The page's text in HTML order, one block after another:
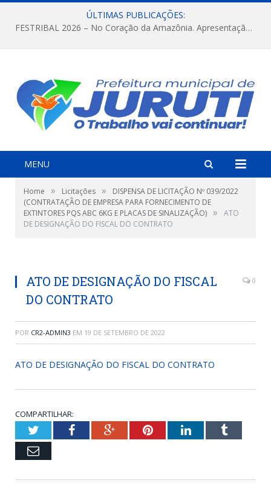
ÚLTIMAS PUBLICAÇÕES:
FESTRIBAL 2026 – No Coração da Amazônia. Apresentação da Munduruku.
MENU
Home » Licitações »
DISPENSA DE LICITAÇÃO Nº 039/2022
(CONTRATAÇÃO DE EMPRESA PARA FORNECIMENTO DE
EXTINTORES PQS ABC 6KG E PLACAS DE SINALIZAÇÃO) »
ATO
DE DESIGNAÇÃO DO FISCAL DO CONTRATO
ATO DE DESIGNAÇÃO DO FISCAL
DO CONTRATO
0
POR CR2-ADMIN3 EM 19 DE SETEMBRO DE 2022
ATO DE DESIGNAÇÃO DO FISCAL DO CONTRATO
COMPARTILHAR:
TwitterFacebookGoogle+PinterestLinkedInTumblr
Email